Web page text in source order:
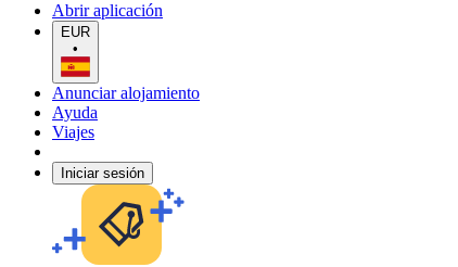
Abrir aplicación
EUR
•
Anunciar alojamiento
Ayuda
Viajes
Iniciar sesión